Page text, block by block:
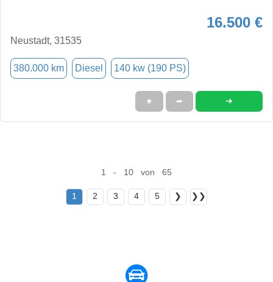
16.500 €
Neustadt, 31535
380.000 km Diesel 140 kw (190 PS)
★ ➦ ➜
1 - 10 von 65
1 2 3 4 5 ❯ ❯❯